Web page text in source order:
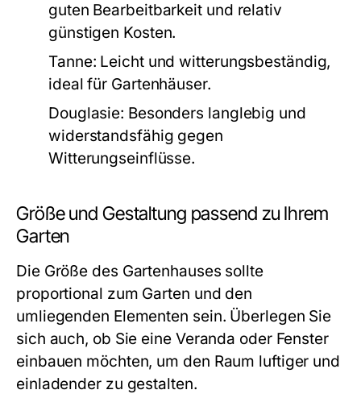
guten Bearbeitbarkeit und relativ
günstigen Kosten.
Tanne: Leicht und witterungsbeständig,
ideal für Gartenhäuser.
Douglasie: Besonders langlebig und
widerstandsfähig gegen
Witterungseinflüsse.
Größe und Gestaltung passend zu Ihrem
Garten
Die Größe des Gartenhauses sollte
proportional zum Garten und den
umliegenden Elementen sein. Überlegen Sie
sich auch, ob Sie eine Veranda oder Fenster
einbauen möchten, um den Raum luftiger und
einladender zu gestalten.